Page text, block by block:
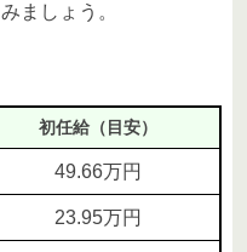
ましょう。
初任給（目安）
49.66万円
23.95万円